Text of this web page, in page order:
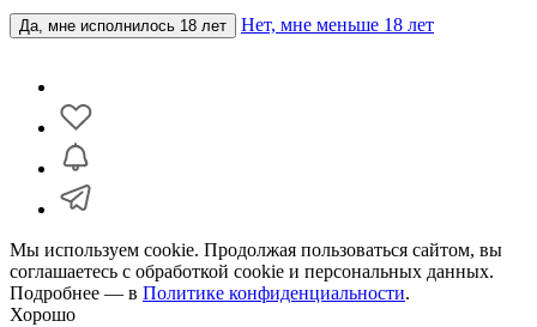
Да, мне исполнилось 18 лет Нет, мне меньше 18 лет
Мы используем cookie. Продолжая пользоваться сайтом, вы
соглашаетесь с обработкой cookie и персональных данных.
Подробнее — в Политике конфиденциальности.
Хорошо